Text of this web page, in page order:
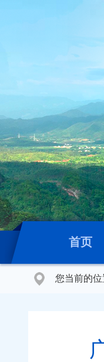
首页
您当前的位